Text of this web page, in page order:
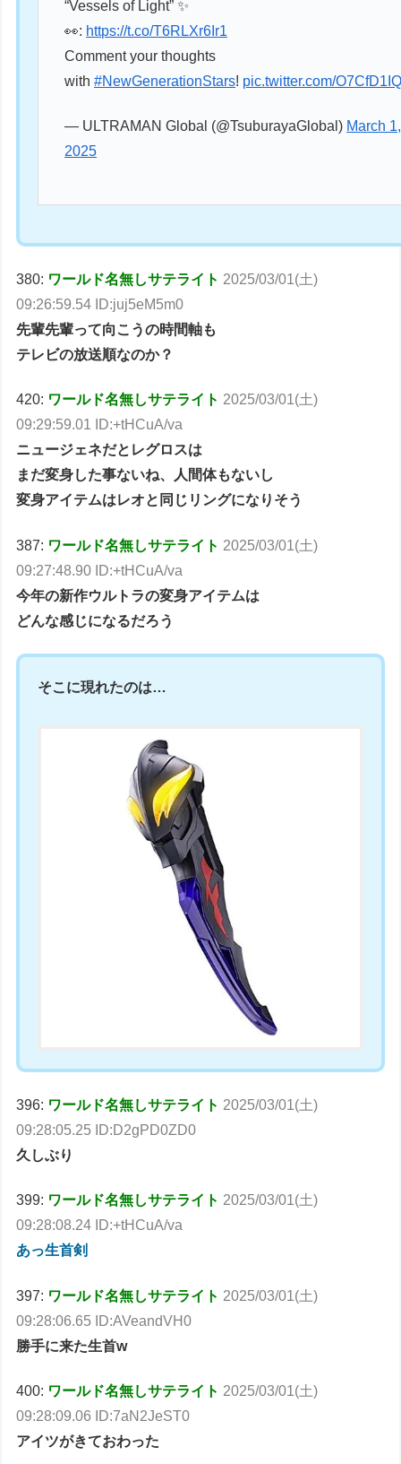
“Vessels of Light” ✨
👀: https://t.co/T6RLXr6Ir1
Comment your thoughts
with#NewGenerationStars! pic.twitter.com/
— ULTRAMAN Global (@TsuburayaGlobal) March 1,
2025
380: ワールド名無しサテライト 2025/03/01(土)
09:26:59.54 ID:juj5eM5m0
先輩先輩って向こうの時間軸も
テレビの放送順なのか？
420: ワールド名無しサテライト 2025/03/01(土)
09:29:59.01 ID:+tHCuA/va
ニュージェネだとレグロスは
まだ変身した事ないね、人間体もないし
変身アイテムはレオと同じリングになりそう
387: ワールド名無しサテライト 2025/03/01(土)
09:27:48.90 ID:+tHCuA/va
今年の新作ウルトラの変身アイテムは
どんな感じになるだろう
そこに現れたのは…
396: ワールド名無しサテライト 2025/03/01(土)
09:28:05.25 ID:D2gPD0ZD0
久しぶり
399: ワールド名無しサテライト 2025/03/01(土)
09:28:08.24 ID:+tHCuA/va
あっ生首剣
397: ワールド名無しサテライト 2025/03/01(土)
09:28:06.65 ID:AVeandVH0
勝手に来た生首w
400: ワールド名無しサテライト 2025/03/01(土)
09:28:09.06 ID:7aN2JeST0
アイツがきておわった